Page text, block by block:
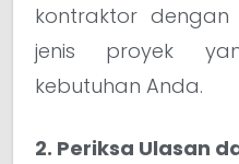
kontraktor
jenis proyek
kebutuhan Anda.
2. Periksa Ulasan